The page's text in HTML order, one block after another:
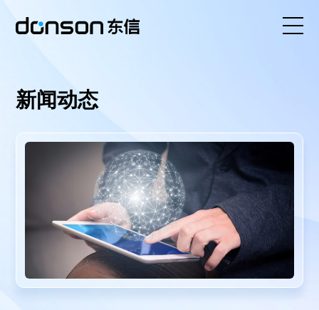
关于东信
新闻动态